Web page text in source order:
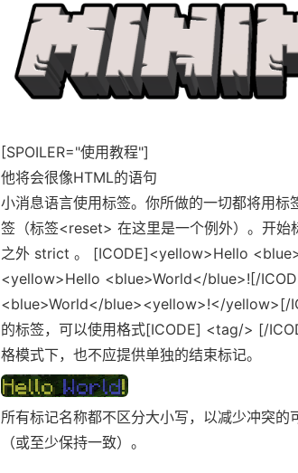
[SPOILER="使用教程"]
他将会很像HTML的语句
小消息语言使用标签。你所做的一切都将用
签（标签<reset> 在这里是一个例外）。开始
之外 strict 。 [ICODE]<yellow>Hello
<yellow>Hello <blue>World</blue>![/
<blue>World</blue><yellow>!</yellow>[/
的标签，可以使用格式[ICODE] <tag/> [/
格模式下，也不应提供单独的结束标记。
所有标记名称都不区分大小写，以减少冲突
（或至少保持一致）。